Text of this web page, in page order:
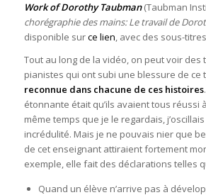
Work ofDorothy Taubman(Taubman
chorégraphie des mains: Le travail de
disponible surce lien, avec des sous-
Tout au long de la vidéo, on peut voir des
pianistes qui ont subi une blessure de ce
reconnue dans chacune de ces histoires
étonnante était qu’ils avaient tous réussi
même temps que je le regardais,
incrédulité. Mais je ne pouvais nier que
de cet enseignant attiraient fortement
exemple, elle fait des déclarations telles
Quand un élève n’arrive pas à